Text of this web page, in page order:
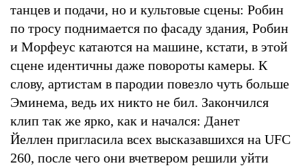
танцев и подачи, но и культовые сцены: Робин
по тросу поднимается по фасаду здания, Робин
и Морфеус катаются на машине, кстати, в этой
сцене идентичны даже повороты камеры. К
слову, артистам в пародии повезло чуть больше
Эминема, ведь их никто не бил. Закончился
клип так же ярко, как и начался: Данет
Йеллен пригласила всех высказавшихся на UFC
260, после чего они вчетвером решили уйти